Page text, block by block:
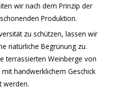
wir nach dem Prinzip der
Produktion.
zu schützen, lassen wir
natürliche Begrünung zu.
terrassierten Weinberge von
handwerklichem Geschick
werden.